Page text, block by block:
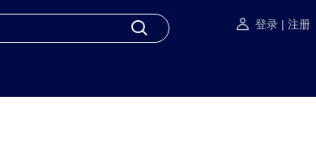
登录 | 注册